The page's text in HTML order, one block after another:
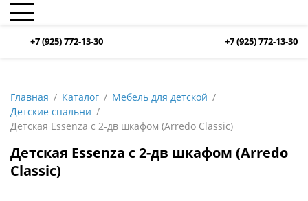
+7 (925) 772-13-30 +7 (925) 772-13-30
Главная Каталог
Мебель для детской
Детские спальни
Детская Essenza с 2-дв шкафом (Arredo Classic)
Детская Essenza с 2-дв шкафом (Arredo
Classic)